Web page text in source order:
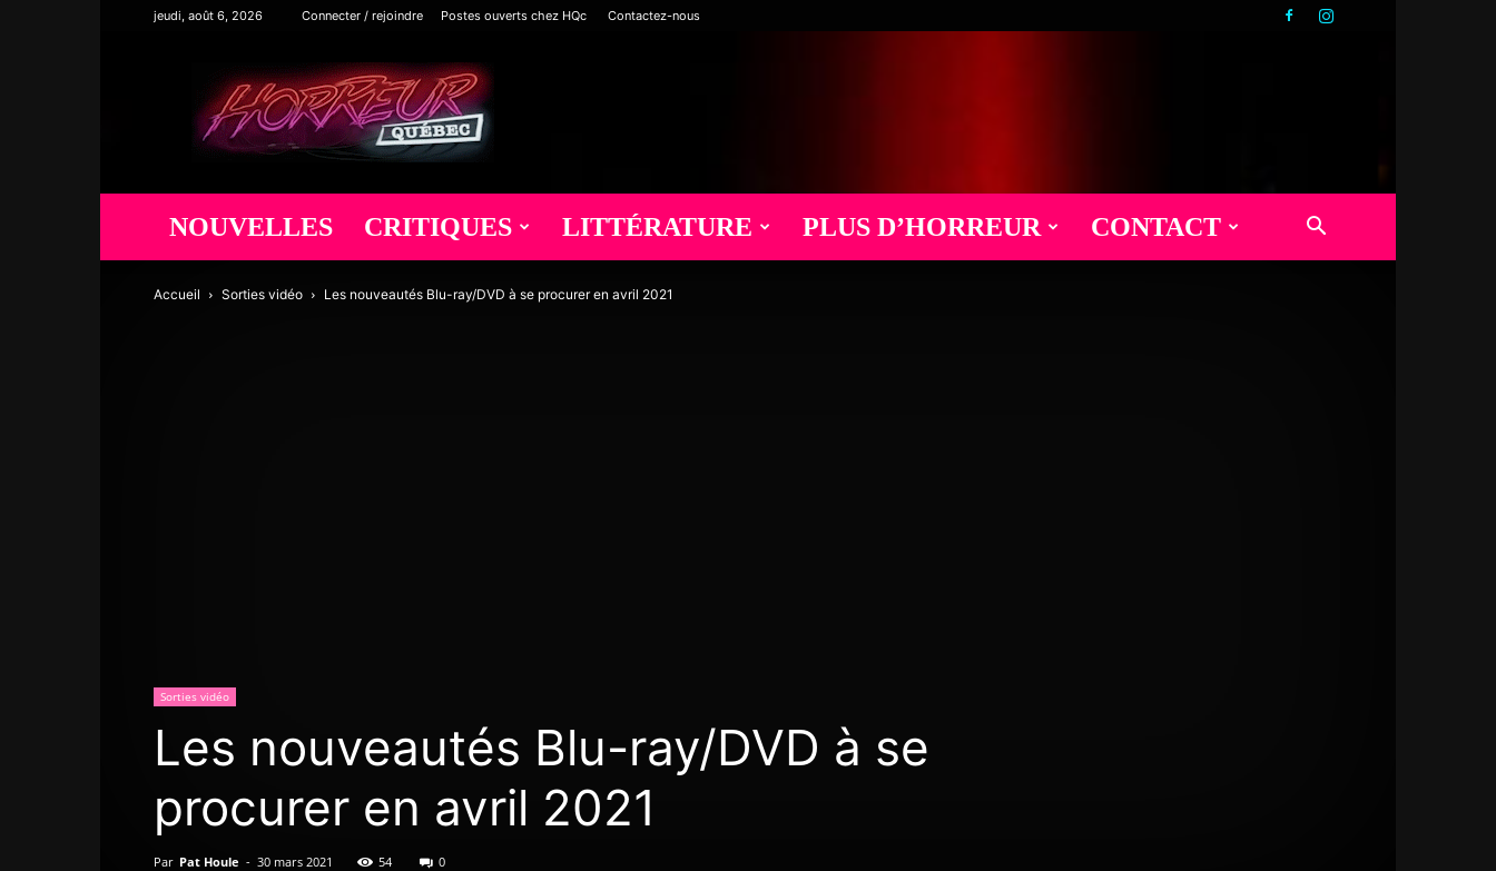
jeudi, août 6, 2026 Connecter / rejoindre Postes ouverts chez HQc Contactez-nous
Horreur
Québec
NOUVELLES CRITIQUES LITTÉRATURE PLUS D’HORREUR CONTACT
Accueil Sorties vidéo Les nouveautés Blu-ray/DVD à se procurer en avril 2021
Sorties vidéo
Les nouveautés Blu-ray/DVD à se
procurer en avril 2021
Par Pat Houle - 30 mars 2021 54 0